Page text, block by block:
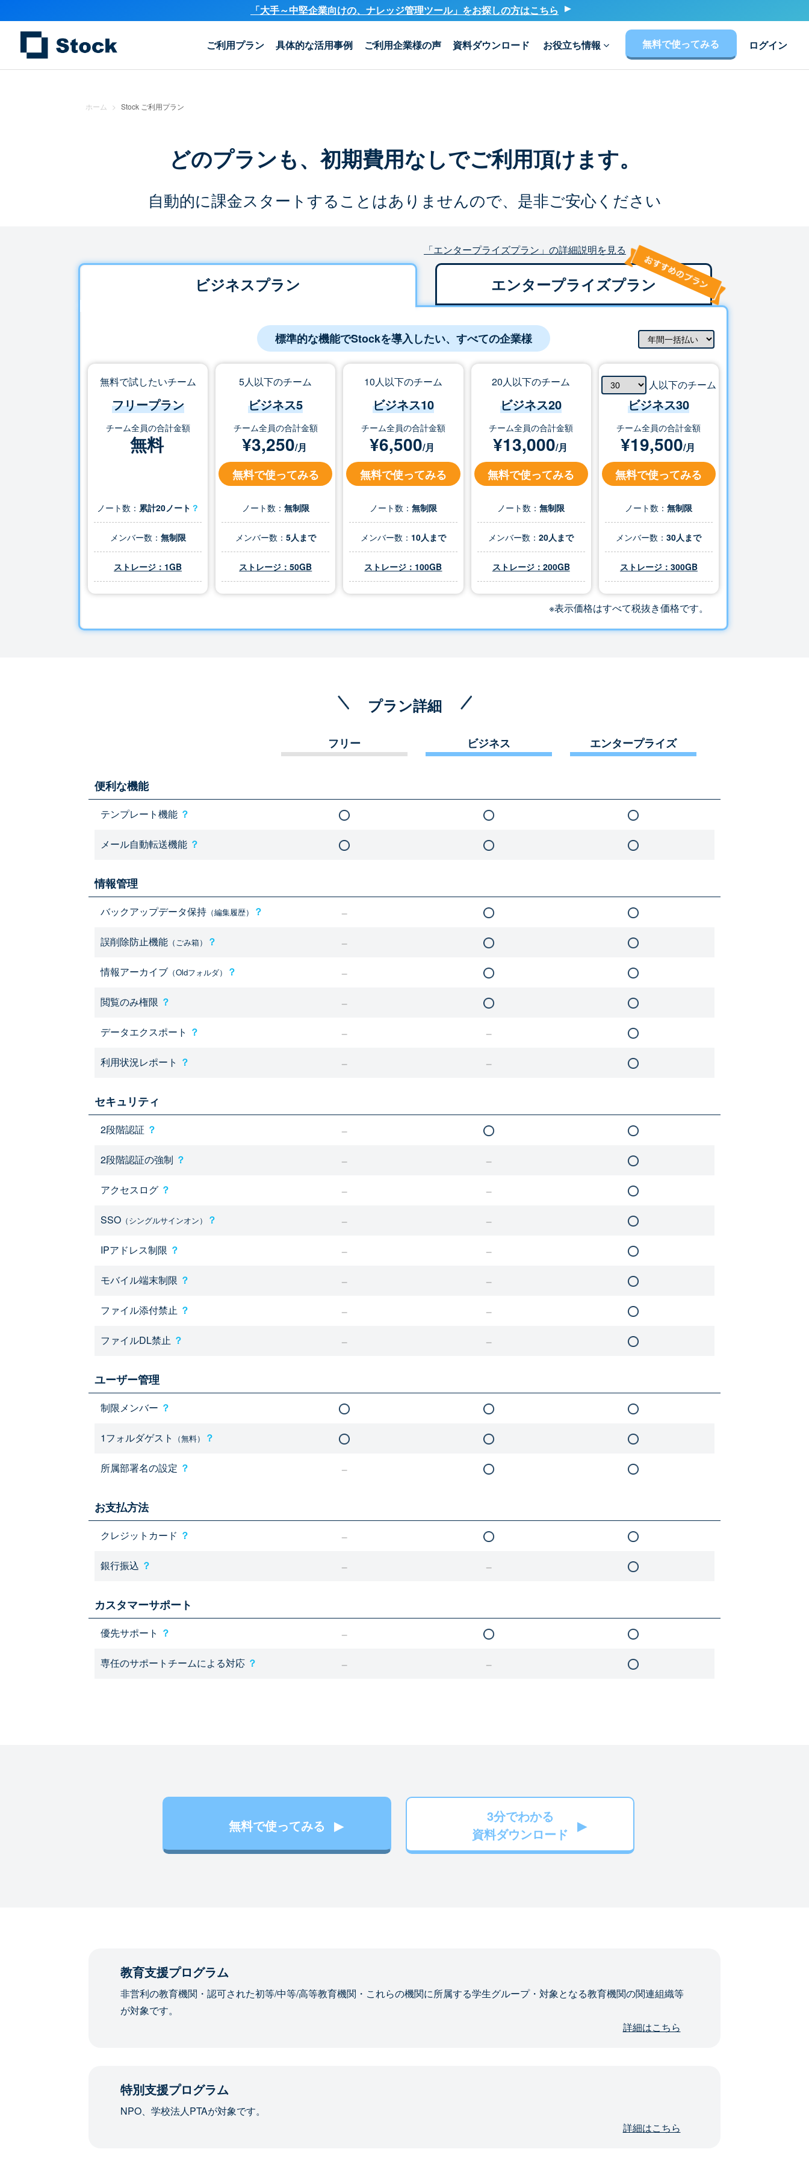
「大手～中堅企業向けの、ナレッジ管理ツール」をお探しの方はこちら
ご利用プラン 具体的な活用事例 ご利用企業様の声 資料ダウンロード お役立ち情報 無料で使ってみる ログイン
ホーム > Stock ご利用プラン
どのプランも、初期費用なしでご利用頂けます。
自動的に課金スタートすることはありませんので、是非ご安心ください
「エンタープライズプラン」の詳細説明を見る
ビジネスプラン エンタープライズプラン
標準的な機能でStockを導入したい、すべての企業様
無料で試したいチーム
フリープラン
チーム全員の合計金額
無料
ノート数： 累計20ノート ？
メンバー数： 無制限
ストレージ：1GB
5人以下のチーム
ビジネス5
チーム全員の合計金額
¥3,250/月
無料で使ってみる
ノート数： 無制限
メンバー数： 5人まで
ストレージ：50GB
10人以下のチーム
ビジネス10
チーム全員の合計金額
¥6,500/月
無料で使ってみる
ノート数： 無制限
メンバー数： 10人まで
ストレージ：100GB
20人以下のチーム
ビジネス20
チーム全員の合計金額
¥13,000/月
無料で使ってみる
ノート数：無制限
メンバー数：20人まで
ストレージ：200GB
人以下のチーム
ビジネス30
チーム全員の合計金額
¥19,500/月
無料で使ってみる
ノート数：無制限
メンバー数：30人まで
ストレージ： 300GB
※表示価格はすべて税抜き価格です。
プラン詳細
フリー ビジネス エンタープライズ
便利な機能
テンプレート機能 ？
メール自動転送機能 ？
情報管理
バックアップデータ保持 （編集履歴） ？
誤削除防止機能 （ごみ箱） ？
情報アーカイブ （Oldフォルダ） ？
閲覧のみ権限 ？
データエクスポート ？
利用状況レポート ？
セキュリティ
2段階認証 ？
2段階認証の強制 ？
アクセスログ ？
SSO （シングルサインオン） ？
IPアドレス制限 ？
モバイル端末制限 ？
ファイル添付禁止 ？
ファイルDL禁止 ？
ユーザー管理
制限メンバー ？
1フォルダゲスト （無料） ？
所属部署名の設定 ？
お支払方法
クレジットカード ？
銀行振込 ？
カスタマーサポート
優先サポート ？
専任のサポートチームによる対応 ？
無料で使ってみる
3分でわかる
資料ダウンロード
教育支援プログラム
非営利の教育機関・認可された初等/中等/高等教育機関・これらの機関に所属する学生グループ・対象となる教育機関の関連組織等
が対象です。
詳細はこちら
特別支援プログラム
NPO、学校法人PTAが対象です。
詳細はこちら